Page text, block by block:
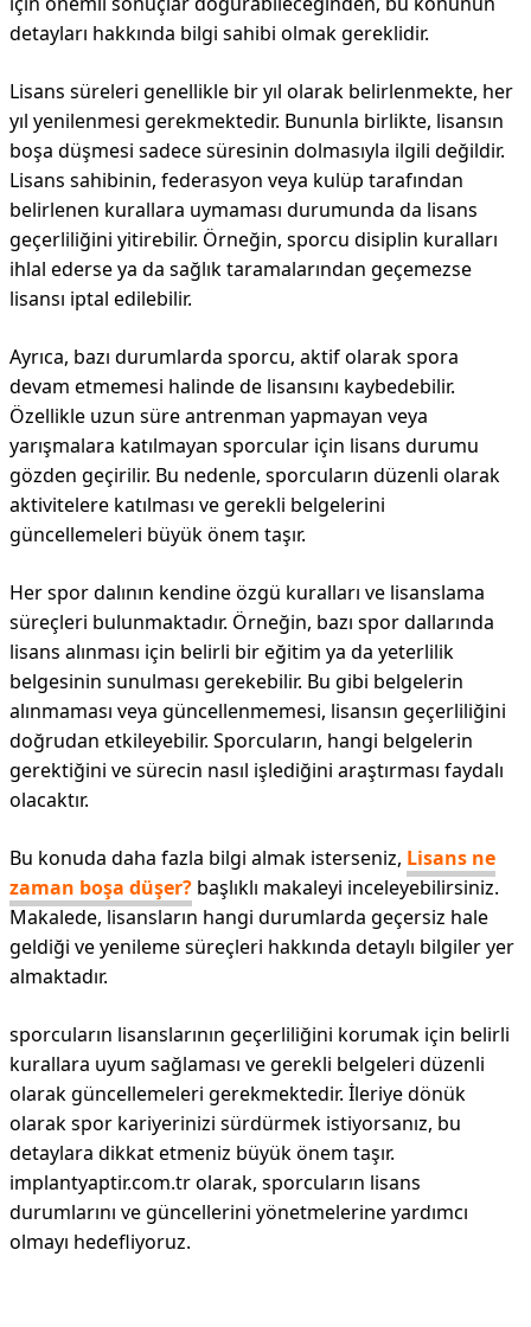
detayları hakkında bilgi sahibi olmak gereklidir.
Lisans süreleri genellikle bir yıl olarak belirlenmekte, her
yıl yenilenmesi gerekmektedir. Bununla birlikte, lisansın
boşa düşmesi sadece süresinin dolmasıyla ilgili değildir.
Lisans sahibinin, federasyon veya kulüp tarafından
belirlenen kurallara uymaması durumunda da lisans
geçerliliğini yitirebilir. Örneğin, sporcu disiplin kuralları
ihlal ederse ya da sağlık taramalarından geçemezse
lisansı iptal edilebilir.
Ayrıca, bazı durumlarda sporcu, aktif olarak spora
devam etmemesi halinde de lisansını kaybedebilir.
Özellikle uzun süre antrenman yapmayan veya
yarışmalara katılmayan sporcular için lisans durumu
gözden geçirilir. Bu nedenle, sporcuların düzenli olarak
aktivitelere katılması ve gerekli belgelerini
güncellemeleri büyük önem taşır.
Her spor dalının kendine özgü kuralları ve lisanslama
süreçleri bulunmaktadır. Örneğin, bazı spor dallarında
lisans alınması için belirli bir eğitim ya da yeterlilik
belgesinin sunulması gerekebilir. Bu gibi belgelerin
alınmaması veya güncellenmemesi, lisansın geçerliliğini
doğrudan etkileyebilir. Sporcuların, hangi belgelerin
gerektiğini ve sürecin nasıl işlediğini araştırması faydalı
olacaktır.
Bu konuda daha fazla bilgi almak isterseniz, Lisans ne
zaman boşa düşer? başlıklı makaleyi inceleyebilirsiniz.
Makalede, lisansların hangi durumlarda geçersiz hale
geldiği ve yenileme süreçleri hakkında detaylı bilgiler yer
almaktadır.
sporcuların lisanslarının geçerliliğini korumak için belirli
kurallara uyum sağlaması ve gerekli belgeleri düzenli
olarak güncellemeleri gerekmektedir. İleriye dönük
olarak spor kariyerinizi sürdürmek istiyorsanız, bu
detaylara dikkat etmeniz büyük önem taşır.
implantyaptir.com.tr olarak, sporcuların lisans
durumlarını ve güncellerini yönetmelerine yardımcı
olmayı hedefliyoruz.